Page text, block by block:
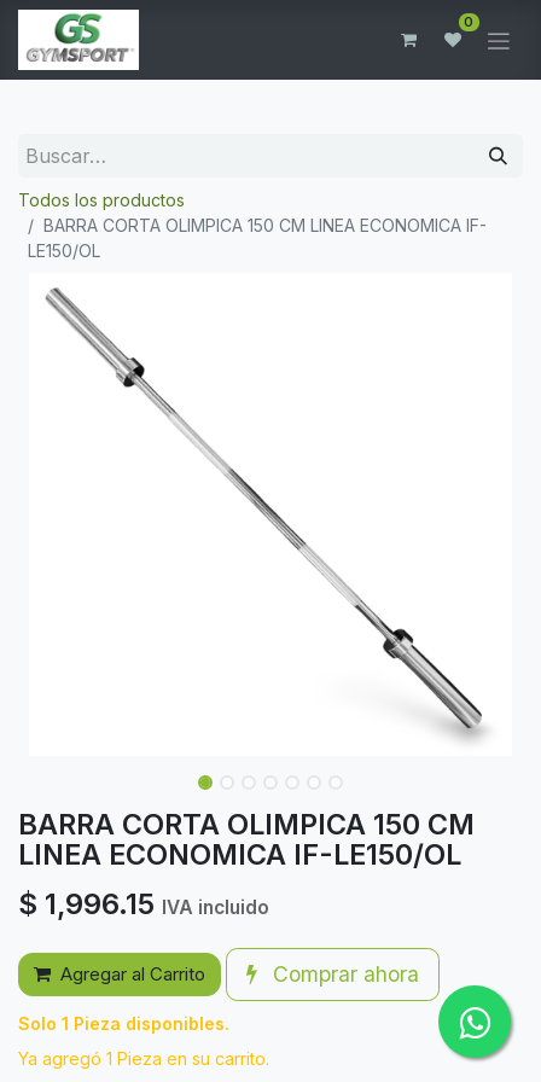
0
Todos los productos
BARRA CORTA OLIMPICA 150 CM LINEA ECONOMICA IF-
LE150/OL
BARRA CORTA OLIMPICA 150 CM
LINEA ECONOMICA IF-LE150/OL
$ 1,996.15 IVA incluido
Agregar al Carrito Comprar ahora
Solo 1 Pieza disponibles.
Ya agregó 1 Pieza en su carrito.